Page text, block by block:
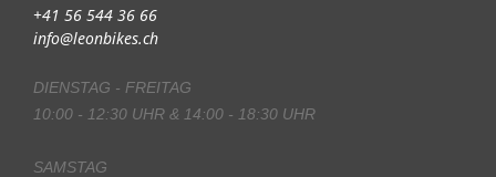
+41 56 544 36 66
info@leonbikes.ch
DIENSTAG - FREITAG
10:00 - 12:30 UHR & 14:00 - 18:30 UHR
SAMSTAG